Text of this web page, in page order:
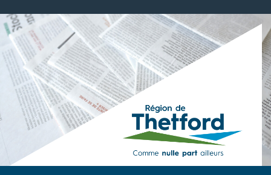
submenu (Visiteurs )
submenu (Nouvelles )
submenu (Documentation )